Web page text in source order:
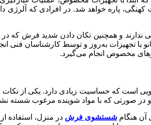
پاره خواهد شد. در افرادی که آلرژی
ندارند و همچنین تکان دادن شدید فرش که
با تجهیزات به‌روز و توسط کارشناسان
مخصوص انجام می‌گیرد.
است که حساسیت زیادی دارد. یکی از
صورتی که با مواد شوینده مرغوب شسته
آن هنگامشستشوی فرش در منزل،